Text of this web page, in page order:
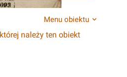
Menu obiektu
należy ten obiekt